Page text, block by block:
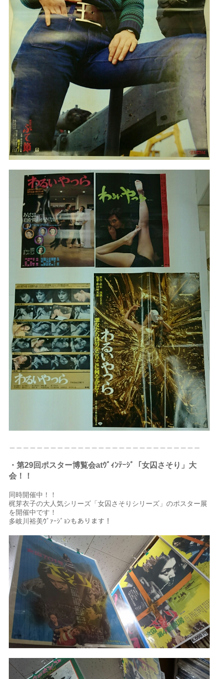
・第29回ポスター博覧会atｳﾞｨﾝﾃｰｼﾞ「女囚さそり」大
会 ！ ！
同時開催中！！
梶芽衣子の大人気シリーズ「女囚さそりシリーズ」のポスター展
を開催中です！
多岐川裕美ｳﾞｧｰｼﾞｮﾝもあります！